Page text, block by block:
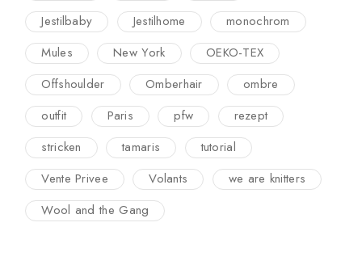
Jestilbaby
Jestilhome
monochrom
Mules
New York
OEKO-TEX
Offshoulder
Omberhair
ombre
outfit
Paris pfw
rezept
stricken
tamaris
tutorial
Vente Privee
Volants
we are knitters
Wool and the Gang